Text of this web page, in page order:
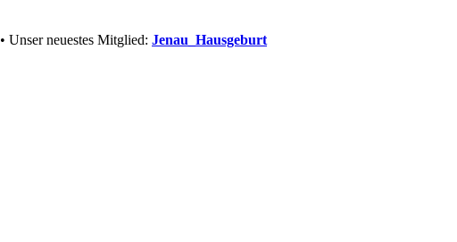
• Unser neuestes Mitglied: Jenau_Hausgeburt